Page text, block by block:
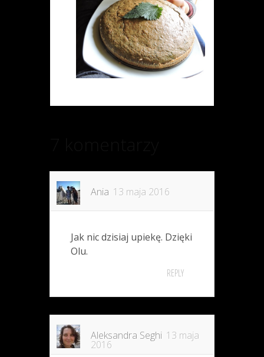
Ania 13 maja 2016
Jak nic dzisiaj upiekę. Dzięki
Olu.
REPLY
Aleksandra Seghi 13 maja
2016